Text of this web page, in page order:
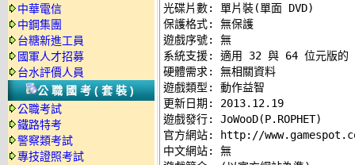
中華電信
中鋼集團
台糖新進工員
國軍人才招募
台水評價人員
公職國考(套裝)
公職考試
鐵路特考
警察類考試
專技證照考試
光碟片數: 單片裝(單面 DVD)
保護格式: 無保護
遊戲序號: 無
系統支援: 適用 32 與 64 位元版
硬體需求: 無相關資料
遊戲類型: 動作益智
更新日期: 2013.12.19
遊戲發行: JoWooD(P.ROPHET)
官方網站: http://
中文網站: 無